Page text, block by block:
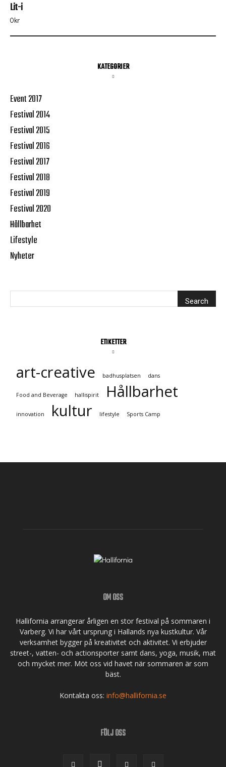
Lit-i
0kr
KATEGORIER
Event 2017
Festival 2014
Festival 2015
Festival 2016
Festival 2017
Festival 2018
Festival 2019
Festival 2020
Hållbarhet
Lifestyle
Nyheter
ETIKETTER
art-creative badhusplatsen dans
Food and Beverage hallispirit Hållbarhet
innovation kultur lifestyle Sports Camp
OM OSS
Hallifornia arrangerar årligen en stor festival på sommaren i
Varberg. Vi har vårt ursprung i Hallands nya kustkultur. Vår
verksamhet bygger på kreativitet och aktivitet. Vi erbjuder
street-, vatten- och actionsporter samt dans, yoga, musik, mat
och mycket mer. Möt oss vid havet när sommaren är som
bäst.
Kontakta oss: info@hallifornia.se
FÖLJ OSS